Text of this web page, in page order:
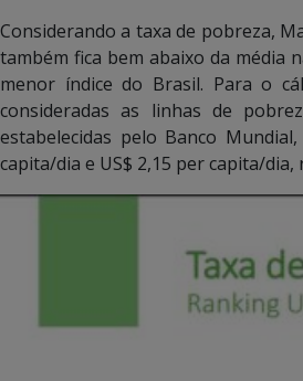
Considerando a taxa de pobreza,
também fica bem abaixo da média
menor índice do Brasil. Para o
consideradas as linhas de
estabelecidas pelo Banco
capita/dia e US$ 2,15 per capita/dia,